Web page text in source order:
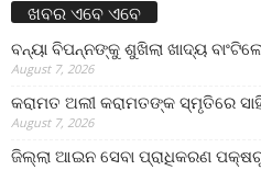
ଖବର ଏବେ ଏବେ
ବନ୍ୟା ବିପନ୍ନଙ୍କୁ ଶୁଖିଲା ଖାଦ୍ୟ
August 7, 2026
କରାମତ ଅଲୀ କରାମତଙ୍କ ସ୍ମୃତିରେ
August 7, 2026
ଜିଲ୍ଲା ଆଇନ ସେବା ପ୍ରାଧିକରଣ